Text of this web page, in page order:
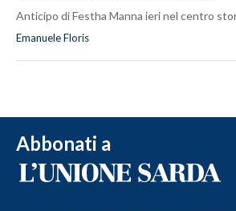
Anticipo di Festha Manna ieri nel centro
Emanuele Floris
Abbonati a